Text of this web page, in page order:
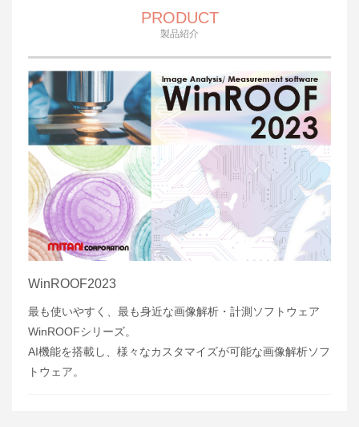
PRODUCT
製品紹介
WinROOF2023
最も使いやすく、最も身近な画像解析・計測ソフトウェア
WinROOFシリーズ。
AI機能を搭載し、様々なカスタマイズが可能な画像解析ソフ
トウェア。